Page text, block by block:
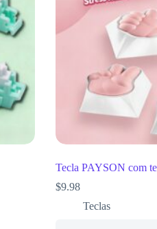
Tecla PAYSON com
$9.98
Teclas